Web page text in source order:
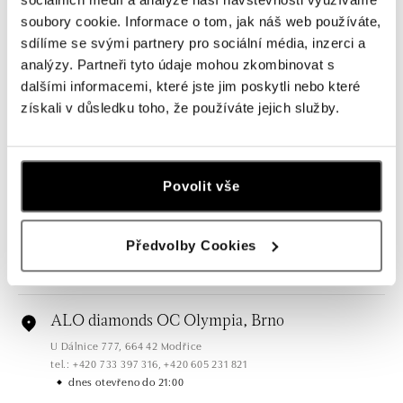
soubory cookie. Informace o tom, jak náš web používáte,
sdílíme se svými partnery pro sociální média, inzerci a
analýzy. Partneři tyto údaje mohou zkombinovat s
dalšími informacemi, které jste jim poskytli nebo které
získali v důsledku toho, že používáte jejich služby.
Povolit vše
Předvolby Cookies
Všechny Česko Slovensko
ALO diamonds OC Forum Nová Karolina,
Ostrava
tel.: +420 603 166 013, +420 603 565 187
dnes otevřeno do 21:00
ALO diamonds OC Nový Smíchov, Praha 5
tel.: +420 603 192 388, +420 733 546 889
dnes otevřeno do 21:00
ALO diamonds OC Olympia, Brno
U Dálnice 777, 664 42 Modřice
tel.: +420 733 397 316, +420 605 231 821
dnes otevřeno do 21:00